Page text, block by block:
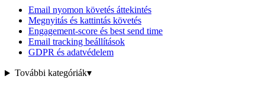
Email nyomon követés áttekintés
Megnyitás és kattintás követés
Engagement-score és best send time
Email tracking beállítások
GDPR és adatvédelem
További kategóriák▾